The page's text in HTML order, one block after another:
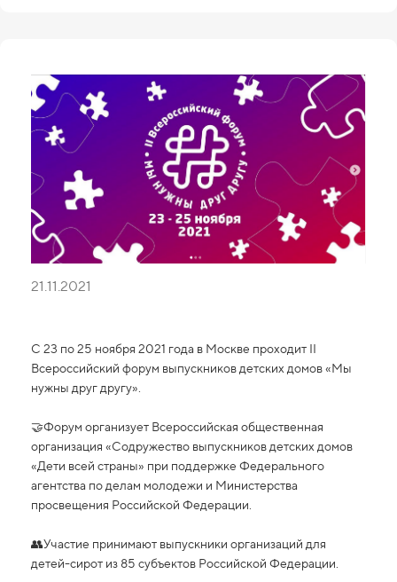
21.11.2021
С 23 по 25 ноября 2021 года в Москве проходит II
Всероссийский форум выпускников детских домов «Мы
нужны друг другу».
🤝Форум организует Всероссийская общественная
организация «Содружество выпускников детских домов
«Дети всей страны» при поддержке Федерального
агентства по делам молодежи и Министерства
просвещения Российской Федерации.
👥Участие принимают выпускники организаций для
детей-сирот из 85 субъектов Российской Федерации.